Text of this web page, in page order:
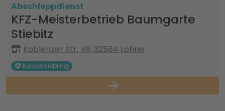
Abschleppdienst
KFZ-Meisterbetrieb Baumgarte
Stiebitz
Koblenzer Str. 49, 32584 Löhne
Kundenliebling